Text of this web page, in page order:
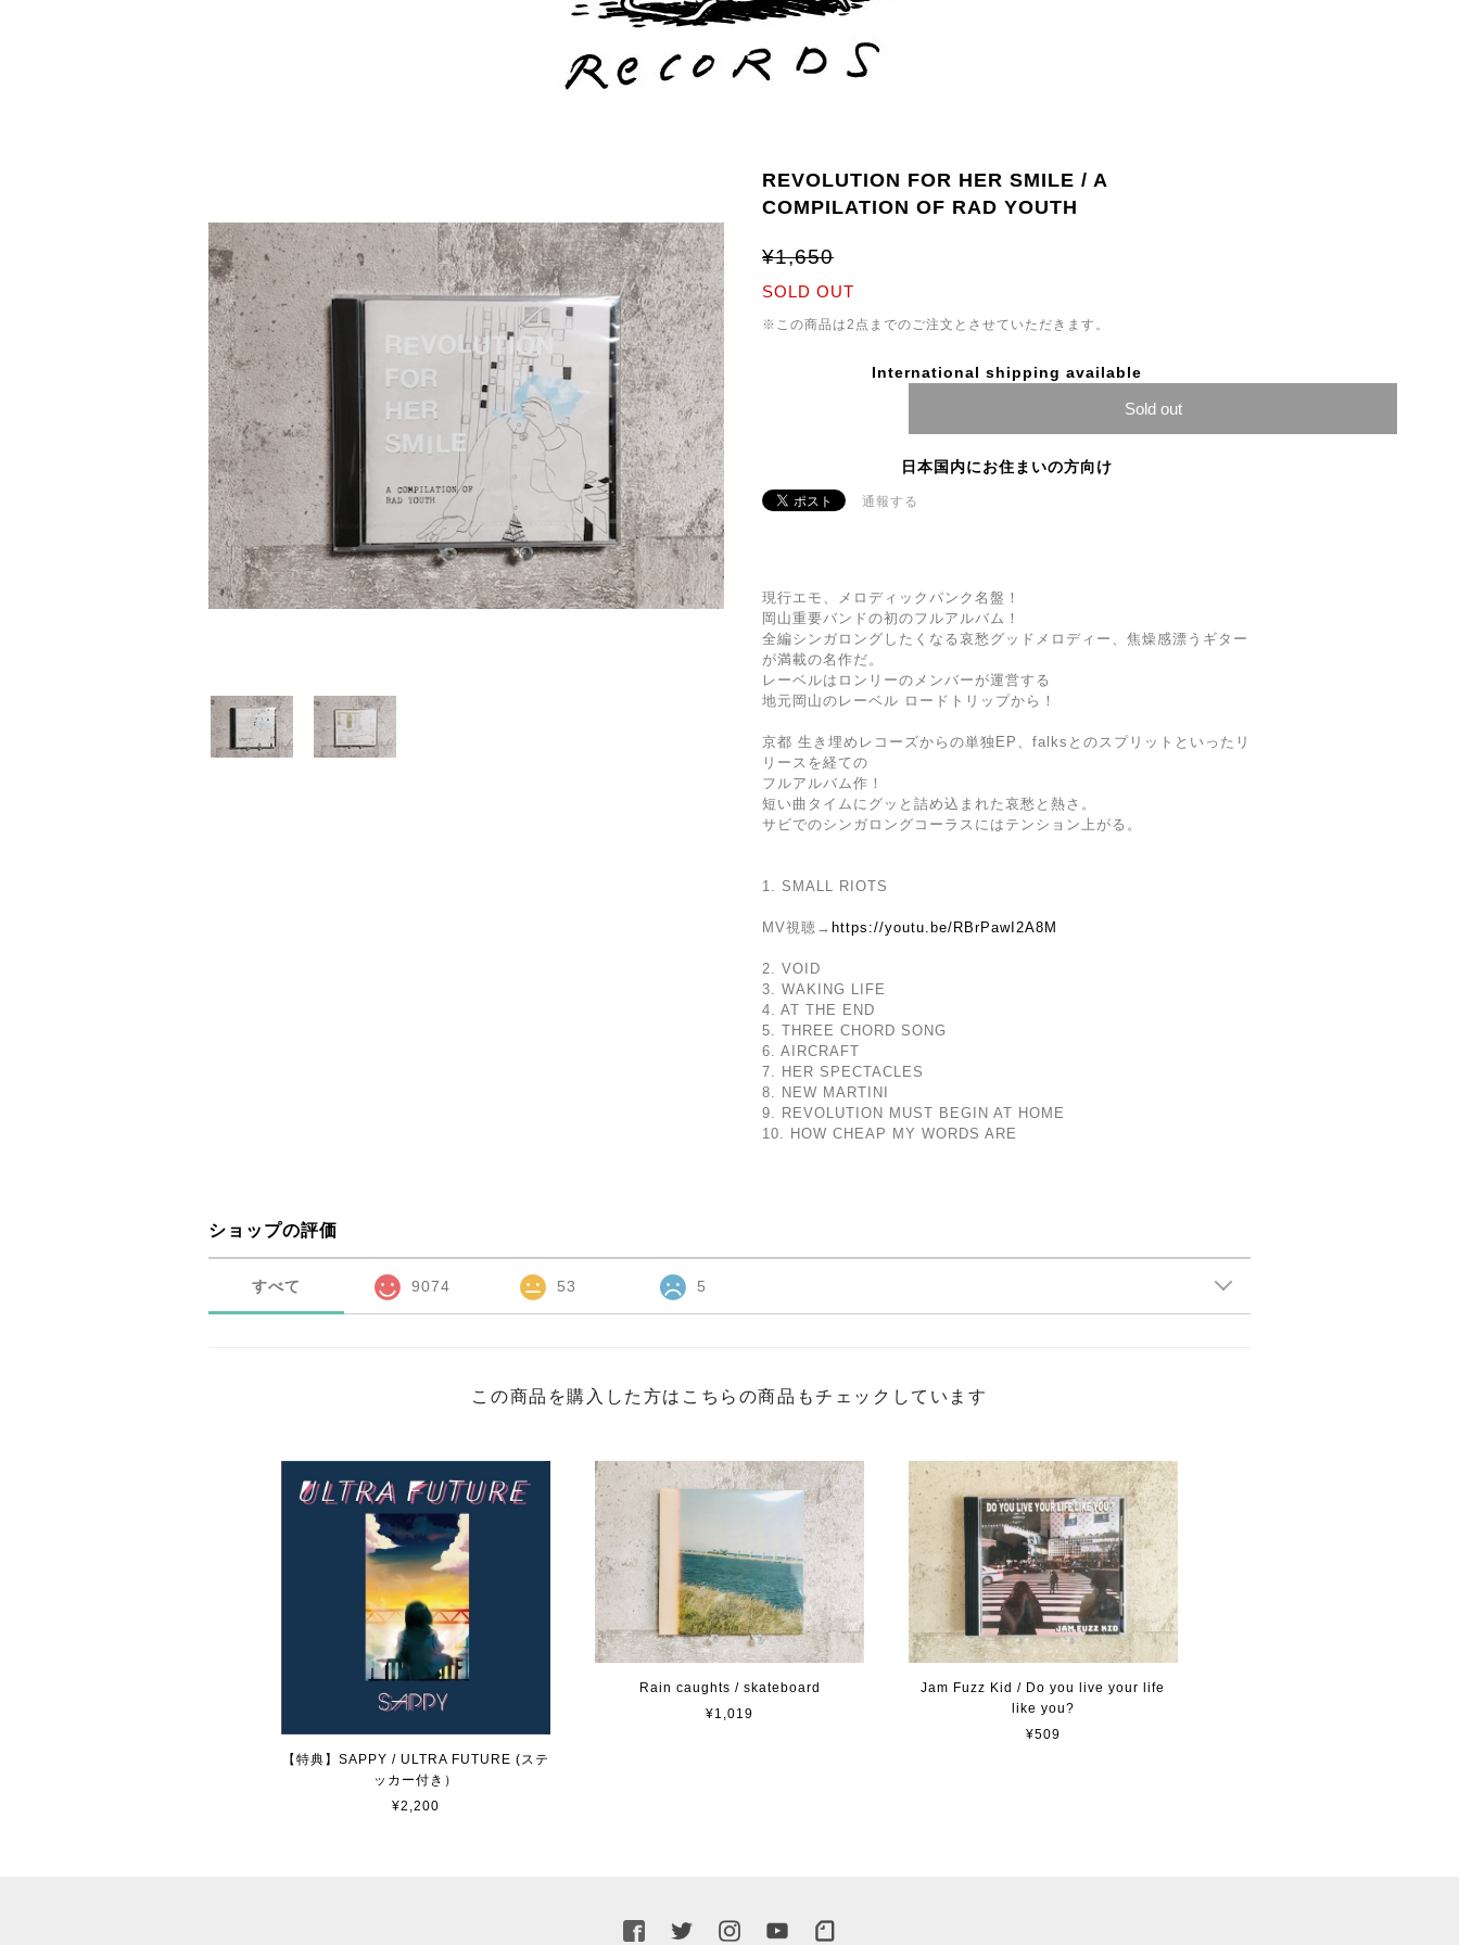
REVOLUTION FOR HER SMILE / A
COMPILATION OF RAD YOUTH
¥1,650
SOLD OUT
※この商品は2点までのご注文とさせていただきます。
International shipping available
Sold out
日本国内にお住まいの方向け
通報する
現行エモ、メロディックパンク名盤！
岡山重要バンドの初のフルアルバム！
全編シンガロングしたくなる哀愁グッドメロディー、焦燥感漂うギター
が満載の名作だ。
レーベルはロンリーのメンバーが運営する
地元岡山のレーベル ロードトリップから！
京都 生き埋めレコーズからの単独EP、falksとのスプリットといったリ
リースを経ての
フルアルバム作！
短い曲タイムにグッと詰め込まれた哀愁と熱さ。
サビでのシンガロングコーラスにはテンション上がる。
1. SMALL RIOTS
MV視聴→ https://youtu.be/RBrPawI2A8M
2. VOID
3. WAKING LIFE
4. AT THE END
5. THREE CHORD SONG
6. AIRCRAFT
7. HER SPECTACLES
8. NEW MARTINI
9. REVOLUTION MUST BEGIN AT HOME
10. HOW CHEAP MY WORDS ARE
ショップの評価
すべて 9074 53 5
この商品を購入した方はこちらの商品もチェックしています
【特典】SAPPY / ULTRA FUTURE (ステ
ッカー付き）
¥2,200
Rain caughts / skateboard
¥1,019
Jam Fuzz Kid / Do you live your life
like you?
¥509